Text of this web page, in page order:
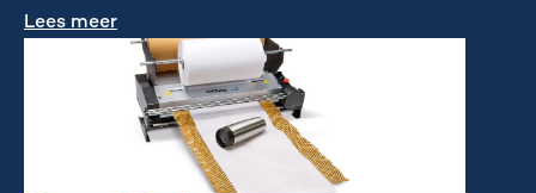
Lees meer